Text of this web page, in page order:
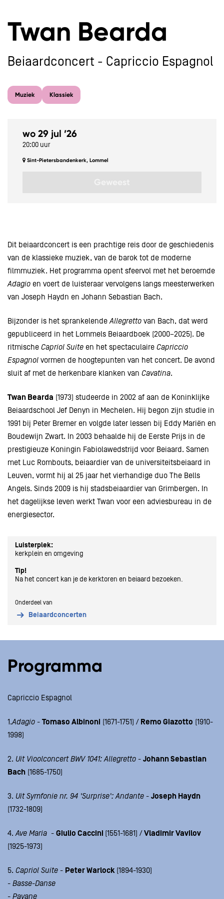
Twan Bearda
Beiaardconcert - Capriccio Espagnol
Muziek Klassiek
wo 29 jul ’26
20:00 uur
Sint-Pietersbandenkerk, Lommel
Dit beiaardconcert is een prachtige reis door de geschiedenis
van de klassieke muziek, van de barok tot de moderne
filmmuziek. Het programma opent sfeervol met het beroemde
Adagio en voert de luisteraar vervolgens langs meesterwerken
van Joseph Haydn en Johann Sebastian Bach.
Bijzonder is het sprankelendeAllegretto van Bach, dat werd
gepubliceerd in het Lommels Beiaardboek (2000–2025). De
ritmische Capriol Suite en het spectaculaire Capriccio
Espagnol vormen de hoogtepunten van het concert. De avond
sluit af met de herkenbare klanken van Cavatina.
Twan Bearda (1973) studeerde in 2002 af aan de Koninklijke
Beiaardschool Jef Denyn in Mechelen. Hij begon zijn studie in
1991 bij Peter Bremer en volgde later lessen bij Eddy Mariën en
Boudewijn Zwart. In 2003 behaalde hij de Eerste Prijs in de
prestigieuze Koningin Fabiolawedstrijd voor Beiaard. Samen
met Luc Rombouts, beiaardier van de universiteitsbeiaard in
Leuven, vormt hij al 25 jaar het vierhandige duo The Bells
Angels. Sinds 2009 is hij stadsbeiaardier van Grimbergen. In
het dagelijkse leven werkt Twan voor een adviesbureau in de
energiesector.
Luisterplek:
kerkplein en omgeving
Tip!
Na het concert kan je de kerktoren en beiaard bezoeken.
Onderdeel van
Beiaardconcerten
Programma
Capriccio Espagnol
1.Adagio - Tomaso Albinoni (1671-1751) / Remo Giazotto (1910-
1998)
2. Uit Vioolconcert BWV 1041: Allegretto - Johann Sebastian
Bach (1685-1750)
3. Uit Symfonie nr. 94 'Surprise': Andante - Joseph Haydn
(1732-1809)
4.Ave Maria - Giulio Caccini (1551-1681) /Vladimir Vavilov
(1925-1973)
5. Capriol Suite - Peter Warlock(1894-1930)
- Basse-Danse
- Pavane